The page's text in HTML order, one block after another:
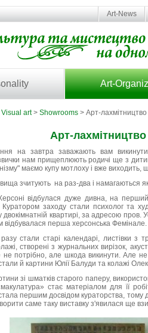
Art-News
Art-
Visual art> Showrooms > Арт-
Арт-
на завтра заважають вам
нам прищеплюють родичі ще з
маємо купу мотлоху і вже виходить,
зчитують на раз-два і намагаються
відбулася дуже дивна, на
заходу стали психолог та
двокімнатній квартирі, за адресою
відбувалася перша херсонська Фемінале.
стали старі календарі, листівки
створені з журнальних вирізок,
потрібно, але шкода викинути. Але не
й картини Юлії Балуди та колажі
зі шматків старого паперу,
стає матеріалом для її
першим досвідом кураторства, тому
саме таку виставку з'явилася ще